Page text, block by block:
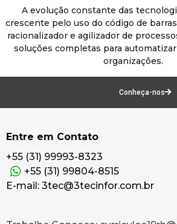
A evolução constante das
crescente pelo uso do código de
racionalizador e agilizador de
soluções completas para
organizações.
Conheça-nos
Entre em Contato
+55 (31) 99993-8323
+55 (31) 99804-8515
E-mail: 3tec@3tecinfor.com.br